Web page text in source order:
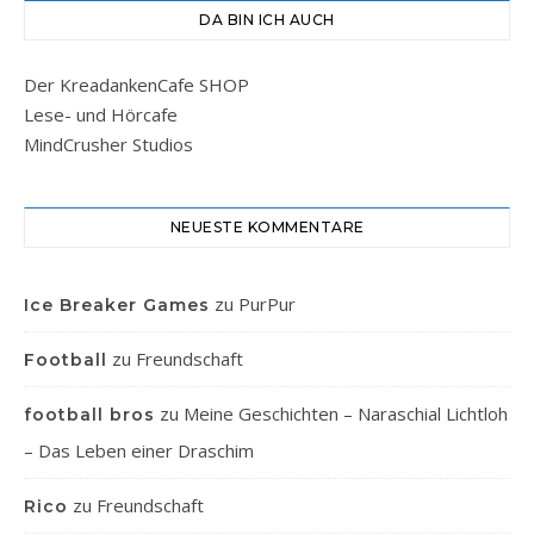
DA BIN ICH AUCH
Der KreadankenCafe SHOP
Lese- und Hörcafe
MindCrusher Studios
NEUESTE KOMMENTARE
Ice Breaker Games zu PurPur
Football zu Freundschaft
football bros zu Meine Geschichten – Naraschial Lichtloh
– Das Leben einer Draschim
Rico zu Freundschaft